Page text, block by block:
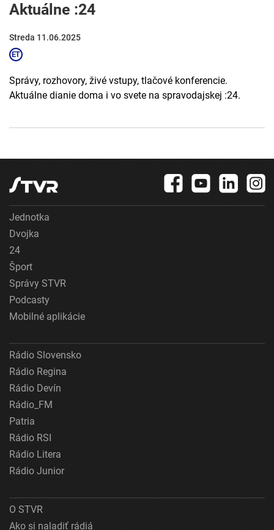
Aktuálne :24
Streda 11.06.2025
Správy, rozhovory, živé vstupy, tlačové konferencie.
Aktuálne dianie doma i vo svete na spravodajskej :24.
Jednotka
Dvojka
24
Šport
Správy STVR
Podcasty
Mobilné aplikácie
Rádio Slovensko
Rádio Regina
Rádio Devín
Rádio_FM
Patria
Rádio RSI
Rádio Litera
Rádio Junior
O STVR
Ako si naladiť rádiá